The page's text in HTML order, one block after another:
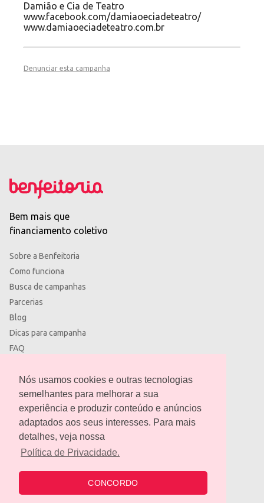
Nós usamos cookies e outras tecnologias
semelhantes para melhorar a sua
experiência e produzir conteúdo e anúncios
adaptados aos seus interesses. Para mais
detalhes, veja nossa
Política de Privacidade.
CONCORDO
Damião e Cia de Teatro
www.facebook.com/damiaoeciadeteatro/
www.damiaoeciadeteatro.com.br
Denunciar esta campanha
Bem mais que
financiamento coletivo
Sobre a Benfeitoria
Como funciona
Busca de campanhas
Parcerias
Blog
Dicas para campanha
FAQ
Política de privacidade
contato@benfeitoria.com